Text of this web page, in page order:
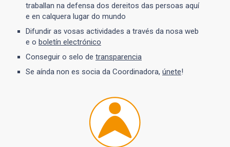
traballan na defensa dos dereitos das persoas aquí
e en calquera lugar do mundo
Difundir as vosas actividades a través da nosa web
e o boletín electrónico
Conseguir o selo de transparencia
Se aínda non es socia da Coordinadora, únete!